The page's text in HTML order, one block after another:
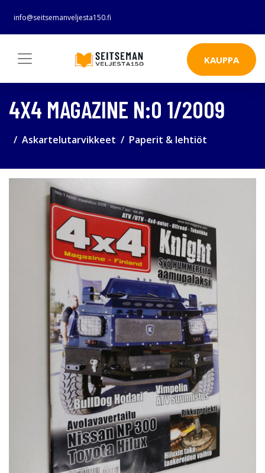
info@seitsemanveljesta150.fi
KAUPPA
4X4 MAGAZINE N:O 1/2009
Askartelutarvikkeet Paperit & lehtiöt